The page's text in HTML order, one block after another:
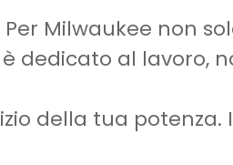
Milwaukee non
dedicato al lavoro,
della tua